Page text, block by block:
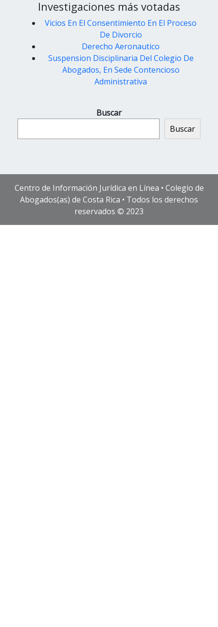
Investigaciones más votadas
Vicios En El Consentimiento En El Proceso
De Divorcio
Derecho Aeronautico
Suspension Disciplinaria Del Colegio De
Abogados, En Sede Contencioso
Administrativa
Buscar
Buscar
Centro de Información Jurídica en Línea • Colegio de
Abogados(as) de Costa Rica • Todos los derechos
reservados © 2023